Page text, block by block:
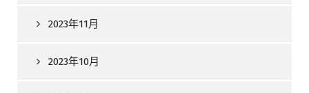
2023年11月
2023年10月